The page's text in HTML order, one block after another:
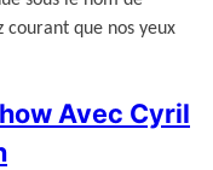
que nos yeux
Avec Cyril